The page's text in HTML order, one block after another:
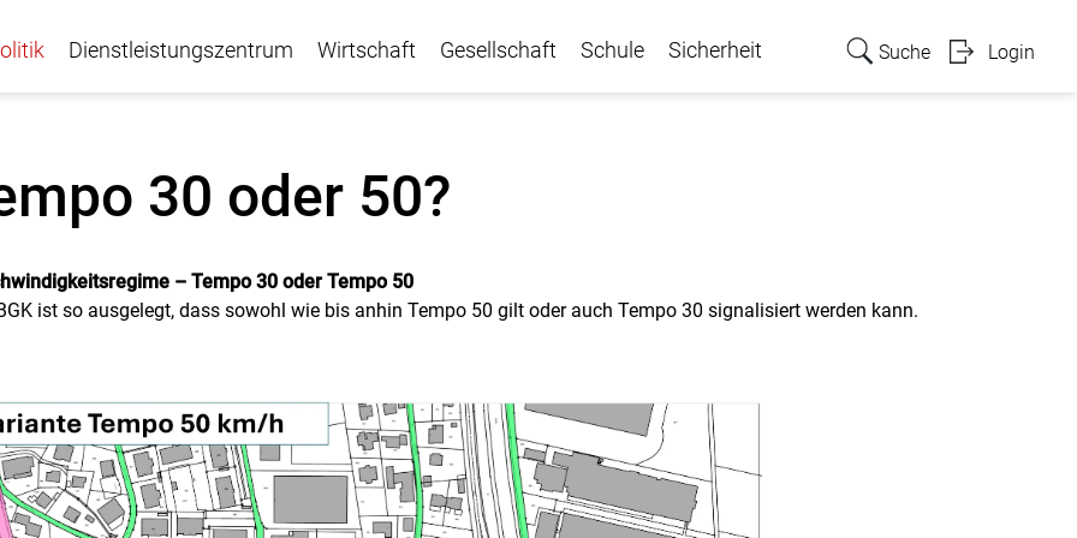
Dienstleistungszentrum Wirtschaft Gesellschaft Schule Sicherheit Suche Login
und Bauprojekt Tempo 30 oder 50? (ausgewählt)
30 oder 50?
– Tempo 30 oder Tempo 50
ist so ausgelegt, dass sowohl wie bis anhin Tempo 50 gilt oder auch Tempo 30 signalisiert werden kann.